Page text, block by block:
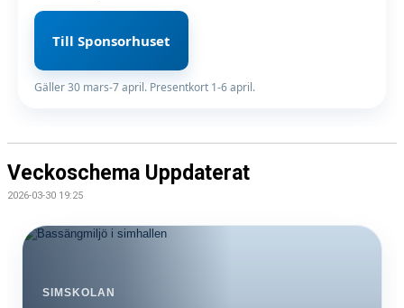
Till Sponsorhuset
Gäller 30 mars-7 april. Presentkort 1-6 april.
Veckoschema Uppdaterat
2026-03-30 19:25
SIMSKOLAN